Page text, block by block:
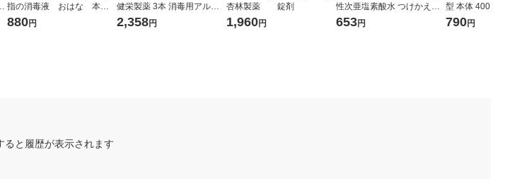
指の消毒液 おはな 本
880円
健栄製薬 3本 消毒用アルコ
ール
2,358円
杏林製薬 錠剤
1,960円
性次亜塩素酸水 つけかえ用
400mL 1個
653円
型 本体 400ｍ
790円
ると履歴が表示されます